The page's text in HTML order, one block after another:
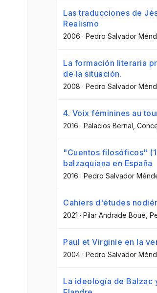
Las traducciones de
Realismo
2006 · Pedro Salvador
La formación literaria
de la situación.
2008 · Pedro Salvador
4. Voix féminines au
2016 · Palacios Bernal,
"Cuentos filosóficos"
balzaquiana en España
2016 · Pedro Salvador
Cahiers d'études
2021 · Pilar Andrade Boué ,
Paul et Virginie en la
2004 · Pedro Salvador
La ideología de Balzac